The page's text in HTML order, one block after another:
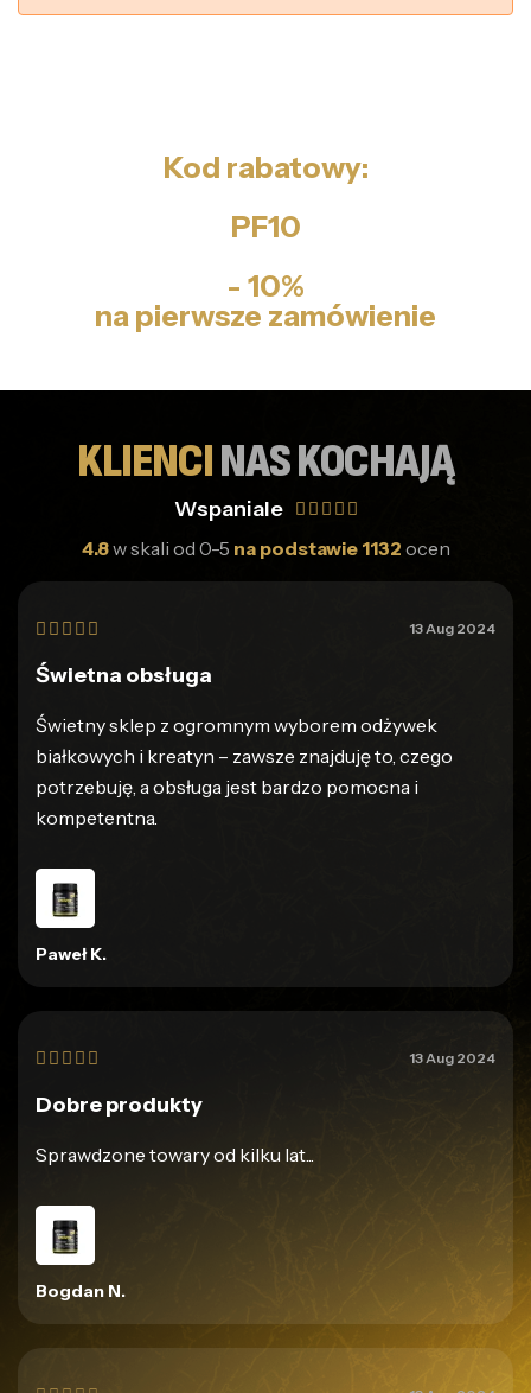
Kod rabatowy:
PF10
- 10%
na pierwsze zamówienie
KLIENCINAS KOCHAJĄ
Wspaniale     
4.8w skali od 0-5 na podstawie 1132 ocen
13 Aug 2024
    
Świetna obsługa
Świetny sklep z ogromnym wyborem odżywek
białkowych i kreatyn – zawsze znajduję to, czego
potrzebuję, a obsługa jest bardzo pomocna i
kompetentna.
Paweł K.
13 Aug 2024
    
Dobre produkty
Sprawdzone towary od kilku lat...
Bogdan N.